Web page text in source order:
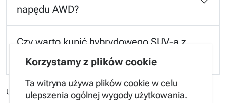
Korzystamy z plików cookie
Ta witryna używa plików cookie w celu
ulepszenia ogólnej wygody użytkowania.
napędu AWD?
Czy warto kupić hybrydowego SUV-a z
napędem 4x4?
Udostępnij Szukasz